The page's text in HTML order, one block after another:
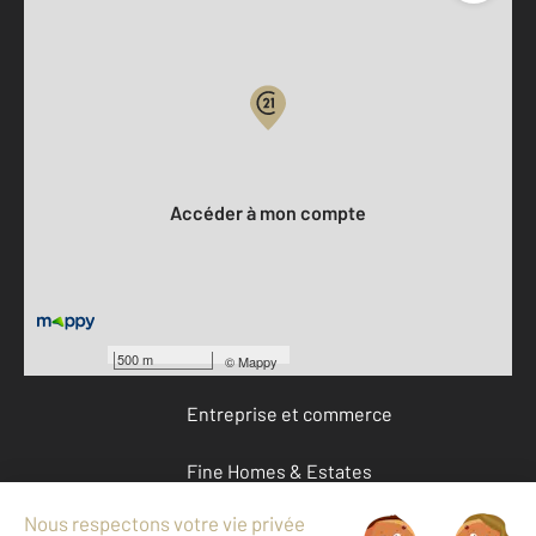
500 m ©Mappy
Accéder à mon compte
Devenir franchisé
Entreprise et commerce
Fine Homes & Estates
À propos